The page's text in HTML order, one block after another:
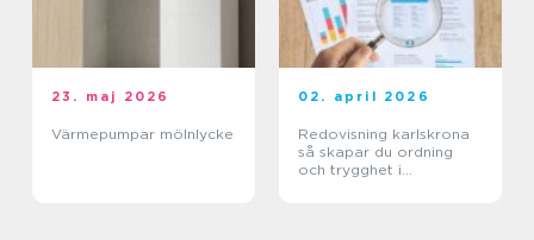
23. maj 2026
Värmepumpar mölnlycke
02. april 2026
Redovisning karlskrona
så skapar du ordning
och trygghet i